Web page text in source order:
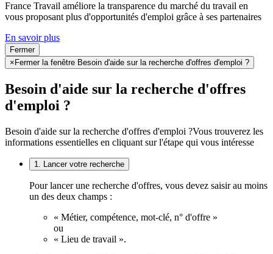
France Travail améliore la transparence du marché du travail en
vous proposant plus d'opportunités d'emploi grâce à ses partenaires
En savoir plus
Fermer
× Fermer la fenêtre Besoin d'aide sur la recherche d'offres d'emploi ?
Besoin d'aide sur la recherche d'offres
d'emploi ?
Besoin d'aide sur la recherche d'offres d'emploi ?Vous trouverez les
informations essentielles en cliquant sur l'étape qui vous intéresse
1. Lancer votre recherche
Pour lancer une recherche d'offres, vous devez saisir au moins
un des deux champs :
« Métier, compétence, mot-clé, n° d'offre »
ou
« Lieu de travail ».